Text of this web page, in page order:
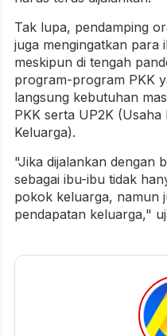
Tak lupa, pendamping
juga mengingatkan
meskipun di tengah
program-program PKK
langsung kebutuhan
PKK serta UP2K
Keluarga).
"Jika dijalankan dengan
sebagai ibu-ibu tidak
pokok keluarga, namun
pendapatan keluarga,"